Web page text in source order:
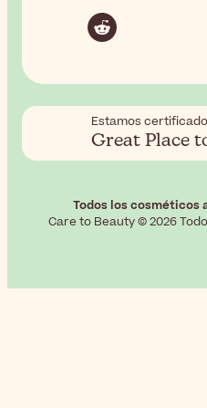
Estamos
Great Place
Todos los cosméticos
Care to Beauty © 2026